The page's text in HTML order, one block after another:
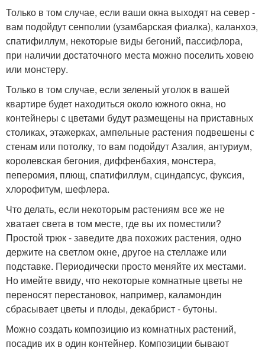
Только в том случае, если ваши окна выходят на север -
вам подойдут сенполии (узамбарская фиалка), каланхоэ,
спатифиллум, некоторые виды бегоний, пассифлора,
при наличии достаточного места можно поселить ховею
или монстеру.
Только в том случае, если зеленый уголок в вашей
квартире будет находиться около южного окна, но
контейнеры с цветами будут размещены на приставных
столиках, этажерках, ампельные растения подвешены с
стенам или потолку, то вам подойдут Азалия, антуриум,
королевская бегония, диффенбахия, монстера,
пеперомия, плющ, спатифиллум, сциндапсус, фуксия,
хлорофитум, шефлера.
Что делать, если некоторым растениям все же не
хватает света в том месте, где вы их поместили?
Простой трюк - заведите два похожих растения, одно
держите на светлом окне, другое на стеллаже или
подставке. Периодически просто меняйте их местами.
Но имейте ввиду, что некоторые комнатные цветы не
переносят перестановок, например, каламондин
сбрасывает цветы и плоды, декабрист - бутоны.
Можно создать композицию из комнатных растений,
посадив их в один контейнер. Композиции бывают